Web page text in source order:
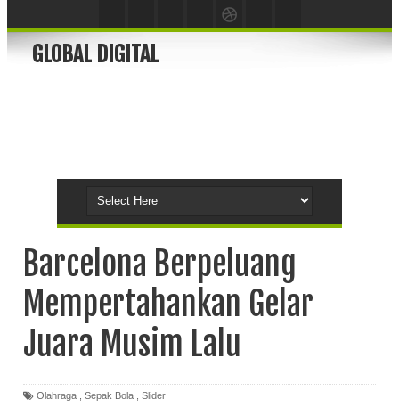
GLOBAL DIGITAL
Barcelona Berpeluang
Mempertahankan Gelar
Juara Musim Lalu
Olahraga Sepak Bola Slider